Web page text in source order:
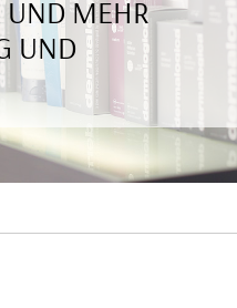
UND MEHR
UND